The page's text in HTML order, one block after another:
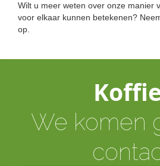
Wilt u meer weten over onze manier
voor elkaar kunnen betekenen?
op.
We komen